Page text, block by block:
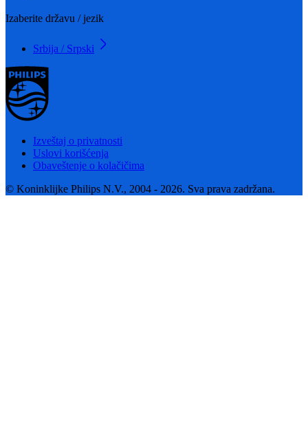
Izaberite državu / jezik
Srbija / Srpski
Izveštaj o privatnosti
Uslovi korišćenja
Obaveštenje o kolačičima
© Koninklijke Philips N.V., 2004 - 2026. Sva prava zadržana.